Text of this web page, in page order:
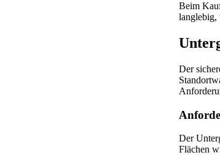
Beim
langlebig,
Der
Der
Flächen